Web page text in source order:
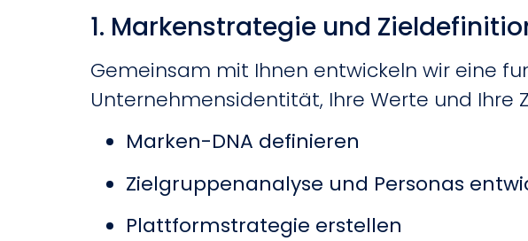
1. Markenstrategie und
Gemeinsam mit Ihnen entwickeln wir eine
Unternehmensidentität, Ihre Werte und Ihre
Marken-DNA definieren
Zielgruppenanalyse und Personas
Plattformstrategie erstellen